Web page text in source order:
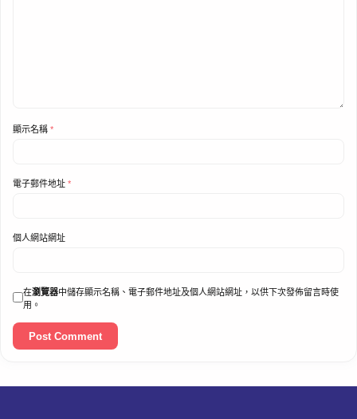
顯示名稱 *
電子郵件地址 *
個人網站網址
在瀏覽器中儲存顯示名稱、電子郵件地址及個人網站網址，以供下次發佈留言時使
用。